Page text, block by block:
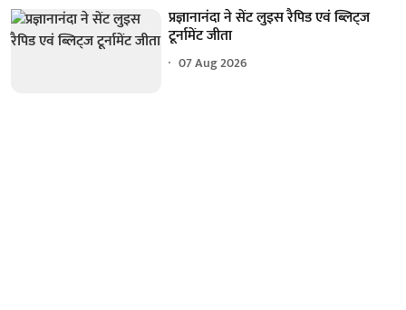
प्रज्ञानानंदा ने सेंट लुइस रैपिड एवं ब्लिट्ज
टूर्नामेंट जीता
07 Aug 2026